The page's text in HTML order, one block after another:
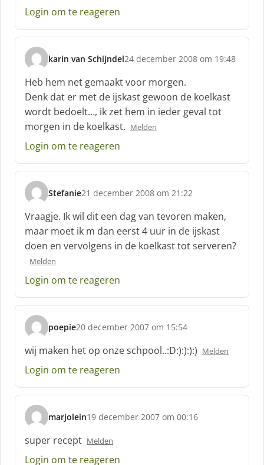
Login om te reageren
karin van Schijndel
s
c
h
r
e
e
:
24 december 2008 om 19:48
Heb hem net gemaakt voor morgen.
Denk dat er met de ijskast gewoon de koelkast
wordt bedoelt…, ik zet hem in ieder geval tot
morgen in de koelkast. Melden
Login om te reageren
Stefanie
s
c
h
r
e
:
21 december 2008 om 21:22
Vraagje. Ik wil dit een dag van tevoren maken,
maar moet ik m dan eerst 4 uur in de ijskast
doen en vervolgens in de koelkast tot serveren?
Melden
Login om te reageren
poepie
s
h
r
e
f
:
20 december 2007 om 15:54
wij maken het op onze schpool..:D:):):):) Melden
Login om te reageren
marjolein
s
h
r
19 december 2007 om 00:16
super recept Melden
Login om te reageren